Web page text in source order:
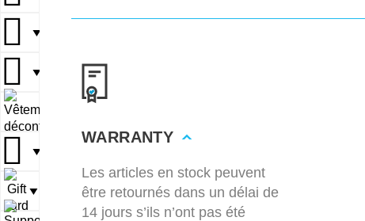
▼
▼
▼
▼
WARRANTY
Les articles en stock peuvent
être retournés dans un délai de
14 jours s’ils n’ont pas été